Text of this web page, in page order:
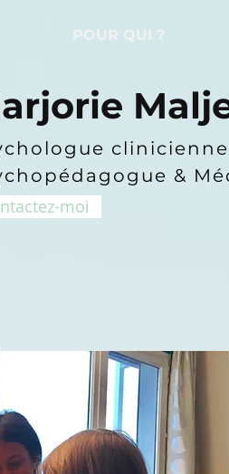
POUR QUI ?
clinicienne
&
moi